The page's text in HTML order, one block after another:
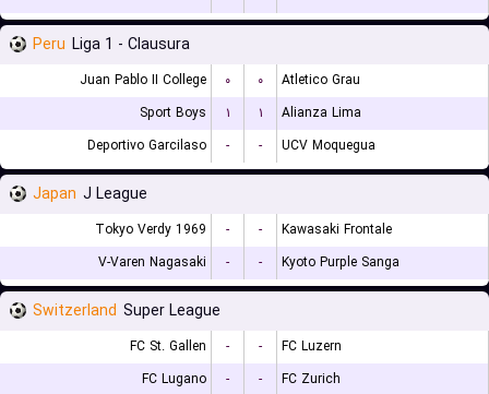
Peru Liga 1 - Clausura
Juan Pablo II College ۰ ۰
Atletico Grau
Sport Boys
۱ ۱
Alianza Lima
Deportivo Garcilaso
- - UCV Moquegua
Japan J League
Tokyo Verdy 1969 - -
Kawasaki Frontale
V-Varen Nagasaki
- - Kyoto Purple Sanga
Switzerland Super League
FC St. Gallen - -
FC Luzern
FC Lugano
- -
FC Zurich